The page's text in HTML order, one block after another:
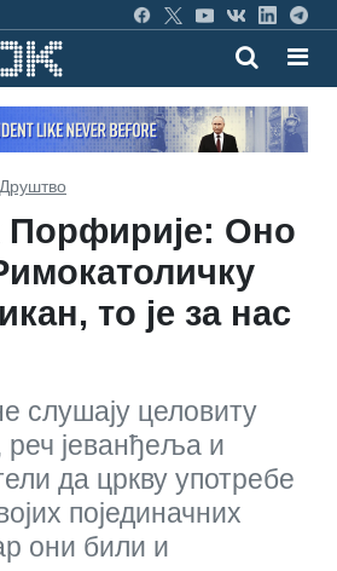
Друштво
Порфирије: Оно
то је за нас
слушају целовиту
реч јеванђеља и
да цркву употребе
појединачних
они били и